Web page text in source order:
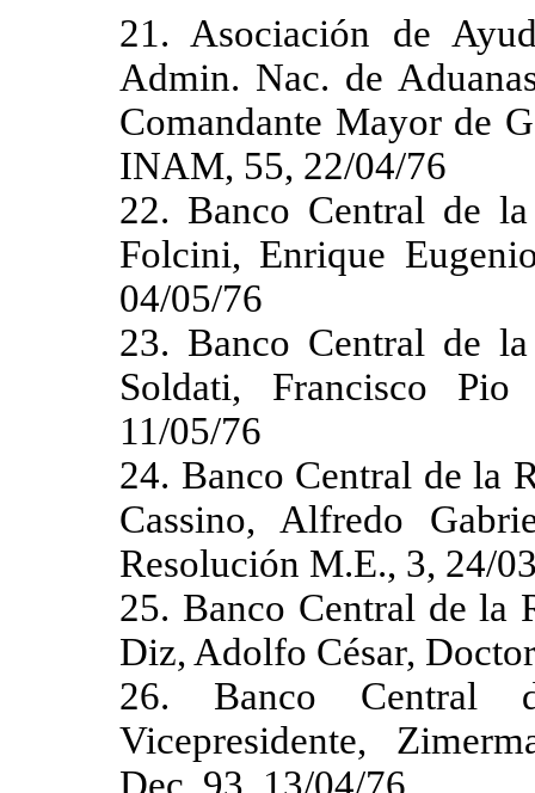
21. Asociación de
Admin. Nac. de
Comandante Mayor de
INAM, 55, 22/04/76
22. Banco Central de
Folcini, Enrique
04/05/76
23. Banco Central de
Soldati, Francisco
11/05/76
24. Banco Central de la
Cassino, Alfredo
Resolución M.E., 3, 24/
25. Banco Central de la
Diz, Adolfo César,
26. Banco Central
Vicepresidente,